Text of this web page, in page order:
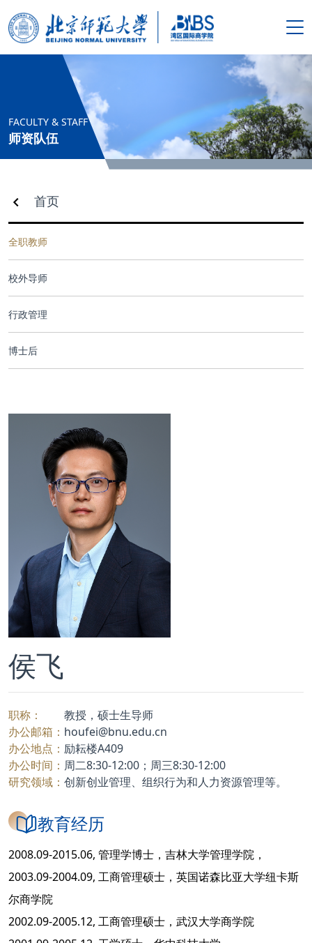
搜索
学院概况
师资队伍
人才培养
科学研究
合作交流
党群工作
学生发展
校友服务
人才招聘
FACULTY & STAFF
师资队伍
首页
全职教师
校外导师
行政管理
博士后
侯飞
职称：
教授，硕士生导师
办公邮箱： houfei@bnu.edu.cn
办公地点： 励耘楼A409
办公时间： 周二8:30-12:00；周三8:30-12:00
研究领域： 创新创业管理、组织行为和人力资源管理等。
教育经历
2008.09-2015.06, 管理学博士，吉林大学管理学院，
2003.09-2004.09, 工商管理硕士，英国诺森比亚大学纽卡斯
尔商学院
2002.09-2005.12, 工商管理硕士，武汉大学商学院